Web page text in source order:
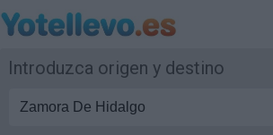
Introduzca origen y destino